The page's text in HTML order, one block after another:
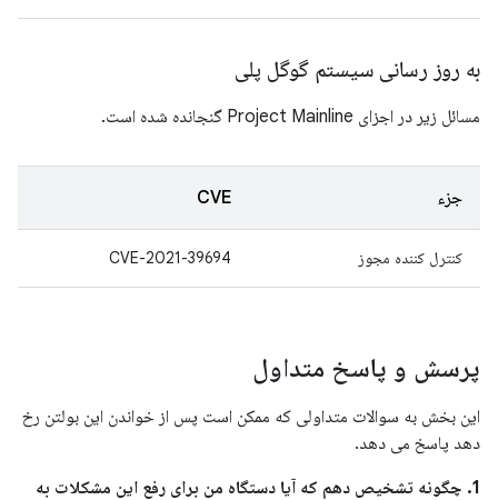
به روز رسانی سیستم گوگل پلی
مسائل زیر در اجزای Project Mainline گنجانده شده است.
جزء CVE
کنترل کننده مجوز CVE-2021-39694
پرسش و پاسخ متداول
این بخش به سوالات متداولی که ممکن است پس از خواندن این بولتن رخ
دهد پاسخ می دهد.
1. چگونه تشخیص دهم که آیا دستگاه من برای رفع این مشکلات به